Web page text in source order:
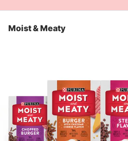
Moist & Meaty